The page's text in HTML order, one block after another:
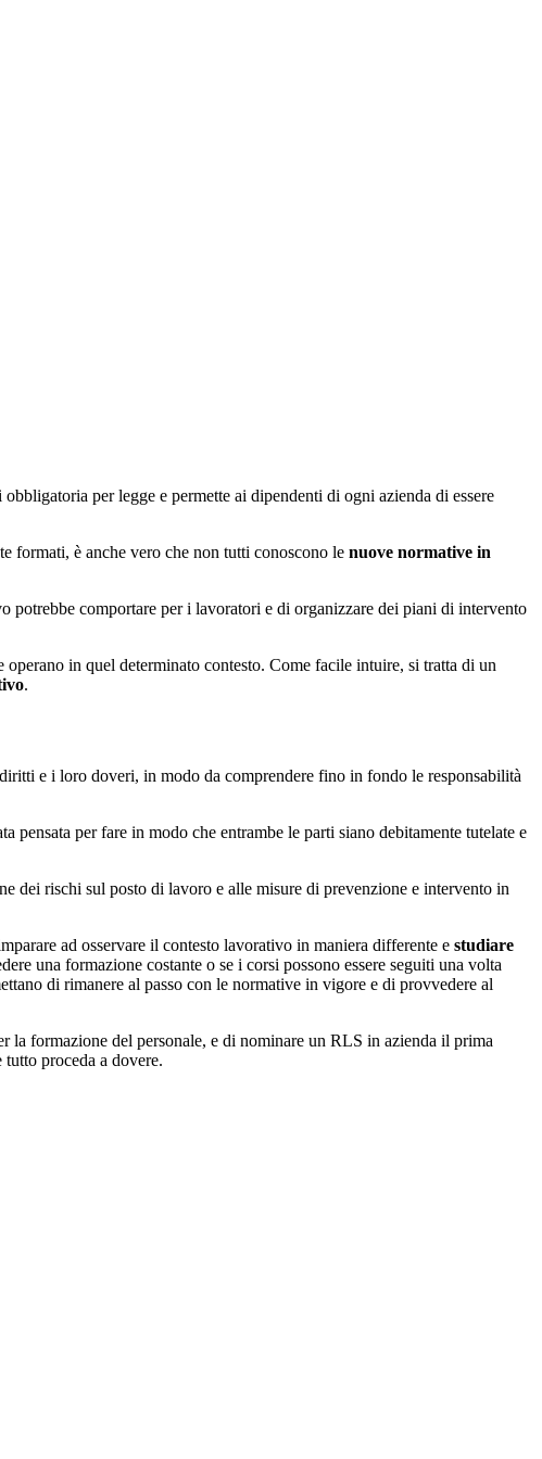
per legge e permette ai dipendenti di ogni azienda di essere
formati, è anche vero che non tutti conoscono le nuove normative in
potrebbe comportare per i lavoratori e di organizzare dei piani di intervento
in quel determinato contesto. Come facile intuire, si tratta di un
.
e i loro doveri, in modo da comprendere fino in fondo le responsabilità
per fare in modo che entrambe le parti siano debitamente tutelate e
dei rischi sul posto di lavoro e alle misure di prevenzione e intervento in
ad osservare il contesto lavorativo in maniera differente e studiare
una formazione costante o se i corsi possono essere seguiti una volta
di rimanere al passo con le normative in vigore e di provvedere al
la formazione del personale, e di nominare un RLS in azienda il prima
proceda a dovere.